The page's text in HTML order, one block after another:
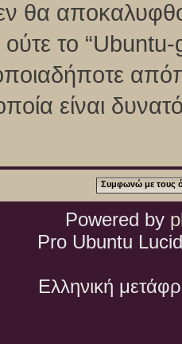
θα
το
είναι
Powered by
Pro Ubuntu
Ελληνική